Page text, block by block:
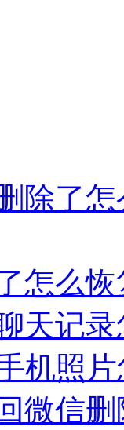
除了
怎么
天记
机照
微信